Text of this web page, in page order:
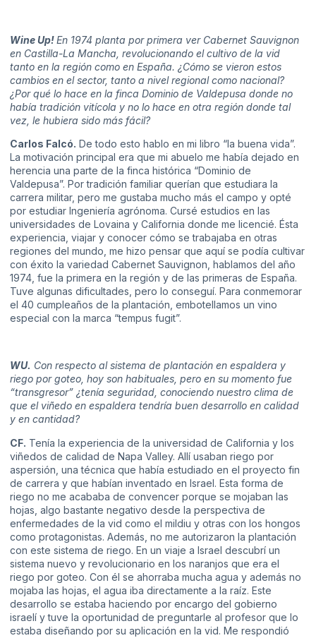
Wine Up!En 1974 planta por primera ver Cabernet Sauvignon
en Castilla-La Mancha, revolucionando el cultivo de la vid
tanto en la región como en España. ¿Cómo se vieron estos
cambios en el sector, tanto a nivel regional como nacional?
¿Por qué lo hace en la finca Dominio de Valdepusa donde no
había tradición vitícola y no lo hace en otra región donde tal
vez, le hubiera sido más fácil?
Carlos Falcó. De todo esto hablo en mi libro “la buena vida”.
La motivación principal era que mi abuelo me había dejado en
herencia una parte de la finca histórica “Dominio de
Valdepusa”. Por tradición familiar querían que estudiara la
carrera militar, pero me gustaba mucho más el campo y opté
por estudiar Ingeniería agrónoma. Cursé estudios en las
universidades de Lovaina y California donde me licencié. Ésta
experiencia, viajar y conocer cómo se trabajaba en otras
regiones del mundo, me hizo pensar que aquí se podía cultivar
con éxito la variedad Cabernet Sauvignon, hablamos del año
1974, fue la primera en la región y de las primeras de España.
Tuve algunas dificultades, pero lo conseguí. Para conmemorar
el 40 cumpleaños de la plantación, embotellamos un vino
especial con la marca “tempus fugit”.
WU. Con respecto al sistema de plantación en espaldera y
riego por goteo, hoy son habituales, pero en su momento fue
“transgresor” ¿tenía seguridad, conociendo nuestro clima de
que el viñedo en espaldera tendría buen desarrollo en calidad
y en cantidad?
CF. Tenía la experiencia de la universidad de California y los
viñedos de calidad de Napa Valley. Allí usaban riego por
aspersión, una técnica que había estudiado en el proyecto fin
de carrera y que habían inventado en Israel. Esta forma de
riego no me acababa de convencer porque se mojaban las
hojas, algo bastante negativo desde la perspectiva de
enfermedades de la vid como el mildiu y otras con los hongos
como protagonistas. Además, no me autorizaron la plantación
con este sistema de riego. En un viaje a Israel descubrí un
sistema nuevo y revolucionario en los naranjos que era el
riego por goteo. Con él se ahorraba mucha agua y además no
mojaba las hojas, el agua iba directamente a la raíz. Este
desarrollo se estaba haciendo por encargo del gobierno
israelí y tuve la oportunidad de preguntarle al profesor que lo
estaba diseñando por su aplicación en la vid. Me respondió